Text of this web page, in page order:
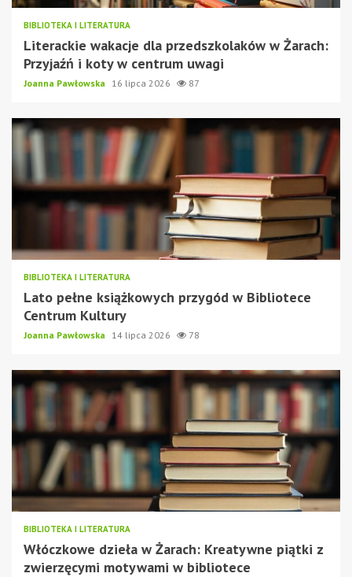
BIBLIOTEKA I LITERATURA
Literackie wakacje dla przedszkolaków w Żarach:
Przyjaźń i koty w centrum uwagi
Joanna Pawłowska 16 lipca 2026 87
BIBLIOTEKA I LITERATURA
Lato pełne książkowych przygód w Bibliotece
Centrum Kultury
Joanna Pawłowska 14 lipca 2026 78
BIBLIOTEKA I LITERATURA
Włóczkowe dzieła w Żarach: Kreatywne piątki z
zwierzęcymi motywami w bibliotece